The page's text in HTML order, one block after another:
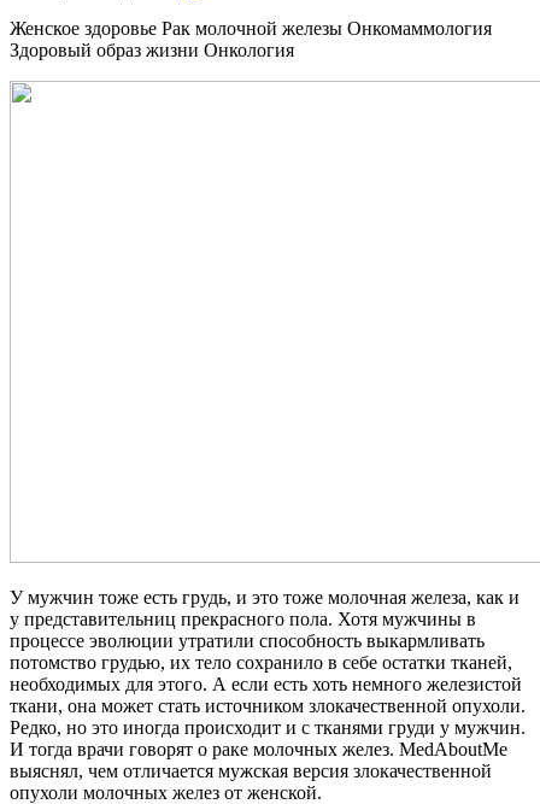
Женское здоровье Рак молочной железы Онкомаммология
Здоровый образ жизни Онкология
У мужчин тоже есть грудь, и это тоже молочная железа, как и
у представительниц прекрасного пола. Хотя мужчины в
процессе эволюции утратили способность выкармливать
потомство грудью, их тело сохранило в себе остатки тканей,
необходимых для этого. А если есть хоть немного железистой
ткани, она может стать источником злокачественной опухоли.
Редко, но это иногда происходит и с тканями груди у мужчин.
И тогда врачи говорят о раке молочных желез. MedAboutMe
выяснял, чем отличается мужская версия злокачественной
опухоли молочных желез от женской.